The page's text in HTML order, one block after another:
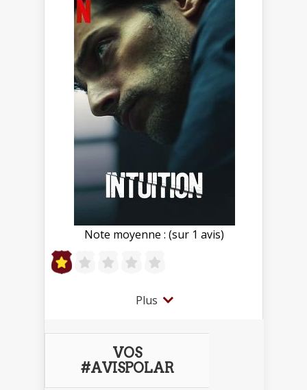
Note moyenne : (sur 1 avis)
Plus
VOS
#AVISPOLAR